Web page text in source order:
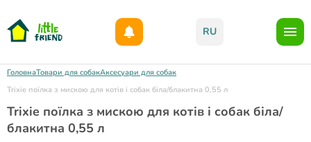
RU
ГоловнаТовари для собакАксесуари для собак
Trixie поїлка з мискою для котів і собак біла/блакитна 0,55 л
Trixie поїлка з мискою для котів і собак біла/
блакитна 0,55 л